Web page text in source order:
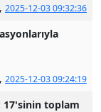
2025-12-03 09:32:36
2025-12-03 09:24:19
17'sinin toplam